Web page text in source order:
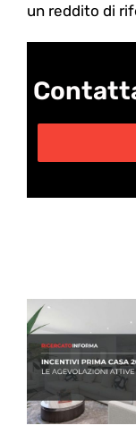
un reddito di